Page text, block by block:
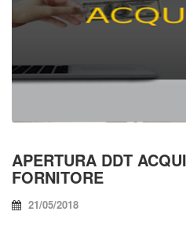
APERTURA DDT
FORNITORE
21/05/2018